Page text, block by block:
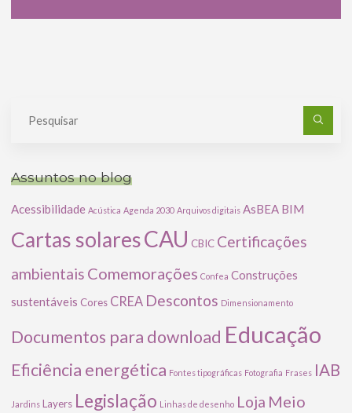
Assuntos no blog
Acessibilidade Acústica Agenda 2030 Arquivos digitais AsBEA BIM
Cartas solaresCAU CBIC Certificações
ambientais Comemorações Confea Construções
sustentáveis Cores CREA Descontos Dimensionamento
Documentos para download Educação
Eficiência energética Fontes tipográficas Fotografia Frases IAB
Jardins Layers Legislação Linhas de desenho Loja Meio